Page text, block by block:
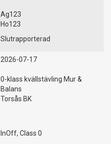
Ag123
Ho123
Slutrapporterad
2026-07-17
0-klass kvällstävling Mur &
Balans
Torsås BK
InOff, Class 0